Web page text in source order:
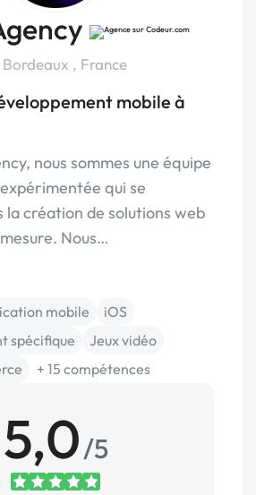
Bordeaux , France
mobile à
nous sommes une équipe
qui se
la création de solutions web
Nous…
mobile
iOS
spécifique
Jeux vidéo
+ 15 compétences
5,0/5